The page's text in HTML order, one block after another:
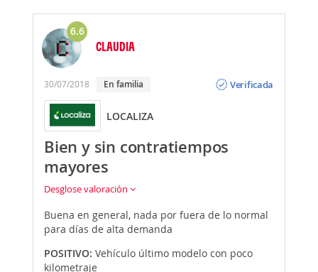
6.6
CLAUDIA
30/07/2018 En familia
Verificada
LOCALIZA
Bien y sin contratiempos
mayores
Desglose valoración
Buena en general, nada por fuera de lo normal
para días de alta demanda
POSITIVO: Vehículo último modelo con poco
kilometraje